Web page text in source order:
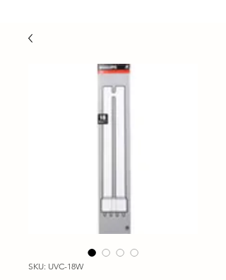
SKU: UVC-18W